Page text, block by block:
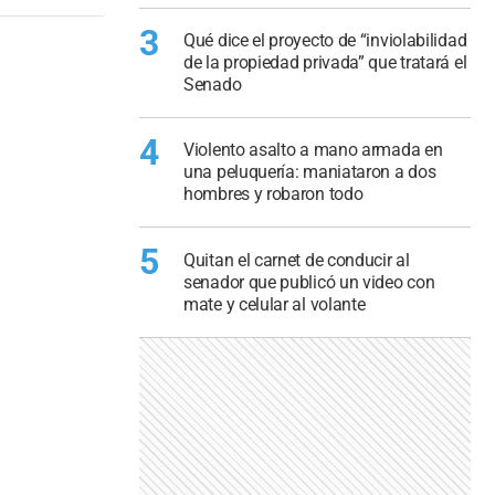
3
Qué dice el proyecto de “inviolabilidad
de la propiedad privada” que tratará el
Senado
4
Violento asalto a mano armada en
una peluquería: maniataron a dos
hombres y robaron todo
5
Quitan el carnet de conducir al
senador que publicó un video con
mate y celular al volante